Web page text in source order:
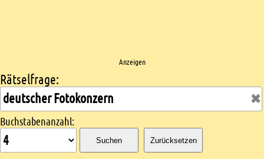
Anzeigen
Kreuzworträtsel suchen
Rätselfrage:
Buchstabenanzahl:
Suchen Zurücksetzen